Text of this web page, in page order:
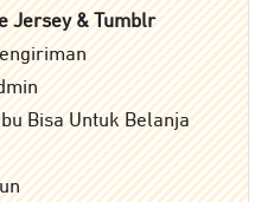
Jersey & Tumblr
Bisa Untuk Belanja